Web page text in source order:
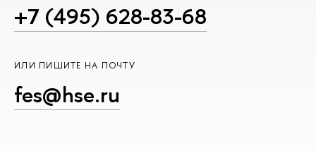
+7 (495) 628-83-68
ИЛИ ПИШИТЕ НА ПОЧТУ
fes@hse.ru